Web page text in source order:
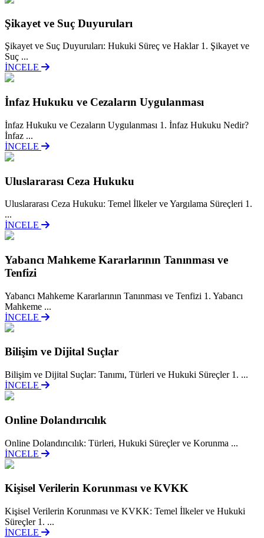
Şikayet ve Suç Duyuruları
Şikayet ve Suç Duyuruları: Hukuki Süreç ve Haklar 1. Şikayet ve
Suç ...
İNCELE
İnfaz Hukuku ve Cezaların Uygulanması
İnfaz Hukuku ve Cezaların Uygulanması 1. İnfaz Hukuku Nedir?
İnfaz ...
İNCELE
Uluslararası Ceza Hukuku
Uluslararası Ceza Hukuku: Temel İlkeler ve Yargılama Süreçleri 1.
...
İNCELE
Yabancı Mahkeme Kararlarının Tanınması ve
Tenfizi
Yabancı Mahkeme Kararlarının Tanınması ve Tenfizi 1. Yabancı
Mahkeme ...
İNCELE
Bilişim ve Dijital Suçlar
Bilişim ve Dijital Suçlar: Tanımı, Türleri ve Hukuki Süreçler 1. ...
İNCELE
Online Dolandırıcılık
Online Dolandırıcılık: Türleri, Hukuki Süreçler ve Korunma ...
İNCELE
Kişisel Verilerin Korunması ve KVKK
Kişisel Verilerin Korunması ve KVKK: Temel İlkeler ve Hukuki
Süreçler 1. ...
İNCELE